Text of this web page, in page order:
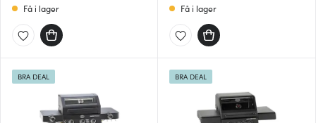
Få i lager Få i lager
BRA DEAL BRA DEAL